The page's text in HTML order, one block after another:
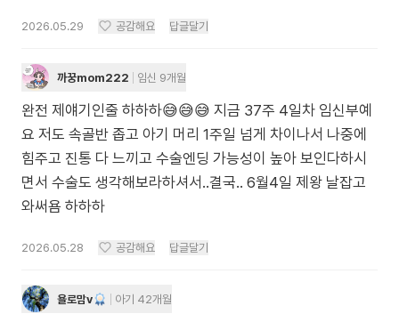
2026.05.29 공감해요 답글달기
까꿍mom222 임신 9개월
완전 제얘기인줄 하하하😅😅😅 지금 37주 4일차 임신부예
요 저도 속골반 좁고 아기 머리 1주일 넘게 차이나서 나중에
힘주고 진통 다 느끼고 수술엔딩 가능성이 높아 보인다하시
면서 수술도 생각해보라하셔서..결국.. 6월4일 제왕 날잡고
와써욤 하하하
2026.05.28 공감해요 답글달기
욜로맘v 아기 42개월